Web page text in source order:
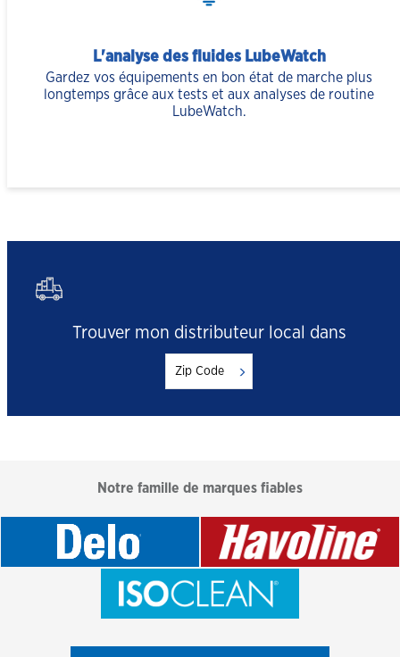
L'analyse des fluides LubeWatch
Gardez vos équipements en bon état de marche plus
longtemps grâce aux tests et aux analyses de routine
LubeWatch.
Trouver mon distributeur local dans
Notre famille de marques fiables